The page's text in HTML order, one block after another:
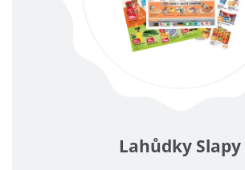
Lahůdky Slapy